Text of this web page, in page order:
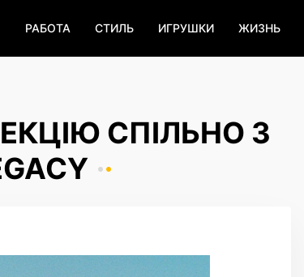
РАБОТА СТИЛЬ ИГРУШКИ ЖИЗНЬ
СПІЛЬНО З